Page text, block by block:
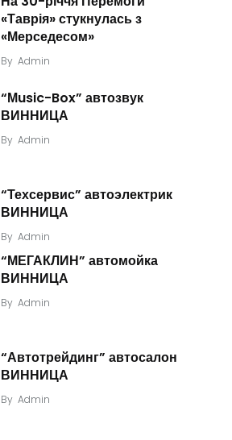
«Таврія» стукнулась з
«Мерседесом»
By Admin
“Мusic-Box” автозвук
ВИННИЦА
By Admin
“Техсервис” автоэлектрик
ВИННИЦА
By Admin
“МЕГАКЛИН” автомойка
ВИННИЦА
By Admin
“Автотрейдинг” автосалон
ВИННИЦА
By Admin